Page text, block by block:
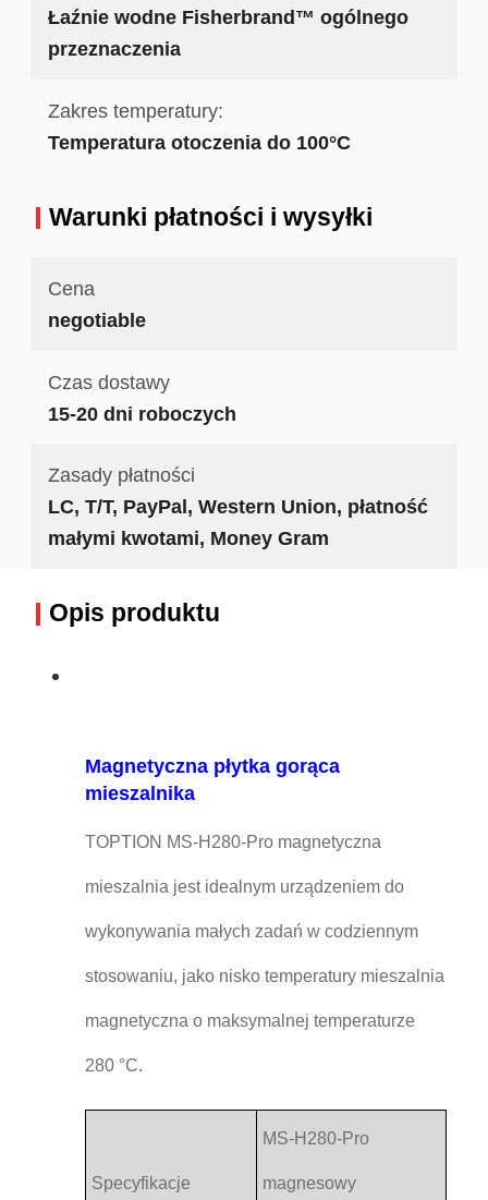
Łaźnie wodne Fisherbrand™ ogólnego
przeznaczenia
Zakres temperatury:
Temperatura otoczenia do 100°C
Warunki płatności i wysyłki
Cena
negotiable
Czas dostawy
15-20 dni roboczych
Zasady płatności
LC, T/T, PayPal, Western Union, płatność
małymi kwotami, Money Gram
Opis produktu
Magnetyczna płytka gorąca
mieszalnika
TOPTION MS-H280-Pro magnetyczna
mieszalnia jest idealnym urządzeniem do
wykonywania małych zadań w codziennym
stosowaniu, jako nisko temperatury mieszalnia
magnetyczna o maksymalnej temperaturze
280 °C.
Specyfikacje
MS-H280-Pro
magnesowy